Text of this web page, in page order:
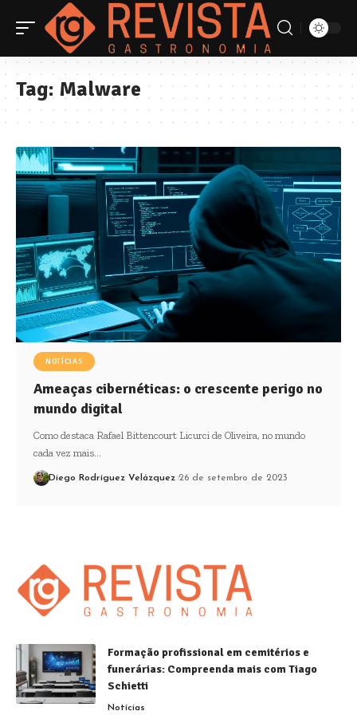
Tag: Malware
NOTÍCIAS
Ameaças cibernéticas: o crescente perigo no
mundo digital
Como destaca Rafael Bittencourt Licurci de Oliveira, no mundo
cada vez mais…
Diego Rodríguez Velázquez 26 de setembro de 2023
Formação profissional em cemitérios e
funerárias: Compreenda mais com Tiago
Schietti
Notícias